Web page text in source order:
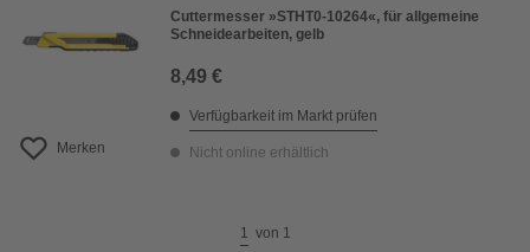
Merken
Cuttermesser »STHT0-10264«, für allgemeine
Schneidearbeiten, gelb
8,49 €
Verfügbarkeit im Markt prüfen
Nicht online erhältlich
1 von 1